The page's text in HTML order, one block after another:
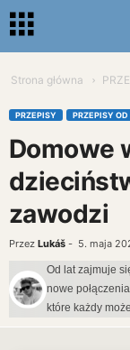
Strona główna
PRZEPISY PRZEPISY
Domowe
zawodzi
Przez Lukáš - 5. maja
Od lat zajmuje
nowe
które każdy